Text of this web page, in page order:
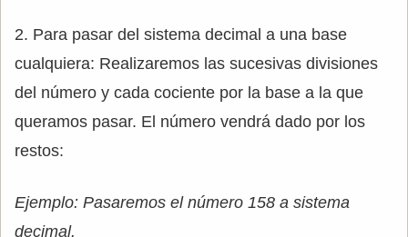
2. Para pasar del sistema decimal a una base
cualquiera: Realizaremos las sucesivas divisiones
del número y cada cociente por la base a la que
queramos pasar. El número vendrá dado por los
restos:
Ejemplo: Pasaremos el número 158 a sistema
decimal.